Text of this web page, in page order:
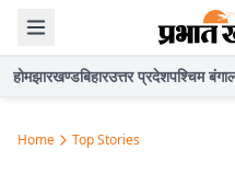
होमझारखण्डबिहारउत्तर प्रदेशपश्चिम
Home Top Stories